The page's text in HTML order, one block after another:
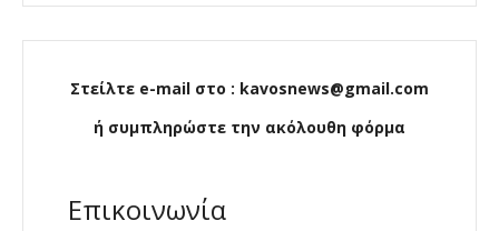
Στείλτε e-mail στο : kavosnews@gmail.com
ή συμπληρώστε την ακόλουθη φόρμα
Επικοινωνία